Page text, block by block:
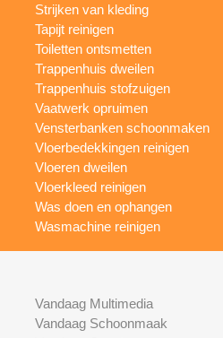
Strijken van kleding
Tapijt reinigen
Toiletten ontsmetten
Trappenhuis dweilen
Trappenhuis stofzuigen
Vaatwerk opruimen
Vensterbanken schoonmaken
Vloerbedekkingen reinigen
Vloeren dweilen
Vloerkleed reinigen
Was doen en ophangen
Wasmachine reinigen
Vandaag Multimedia
Vandaag Schoonmaak